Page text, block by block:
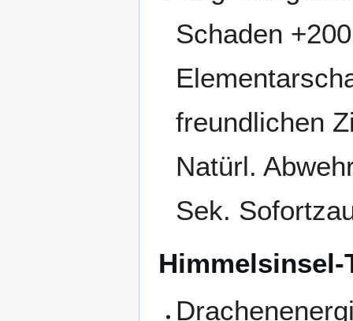
Schaden
freundlichen
Natürl.
Sek.
Himmelsinsel-